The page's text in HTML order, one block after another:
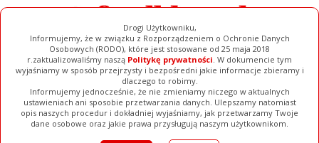
Drogi Użytkowniku,
Informujemy, że w związku z Rozporządzeniem o Ochronie Danych
Osobowych (RODO), które jest stosowane od 25 maja 2018
r.zaktualizowaliśmy naszą Politykę prywatności. W dokumencie tym
wyjaśniamy w sposób przejrzysty i bezpośredni jakie informacje zbieramy i
dlaczego to robimy.
Informujemy jednocześnie, że nie zmieniamy niczego w aktualnych
ustawieniach ani sposobie przetwarzania danych. Ulepszamy natomiast
opis naszych procedur i dokładniej wyjaśniamy, jak przetwarzamy Twoje
dane osobowe oraz jakie prawa przysługują naszym użytkownikom.
[ ZAMKNIJ ]
Ogłoszenia Filmy Galerie Baza Firm Pełna Wersja